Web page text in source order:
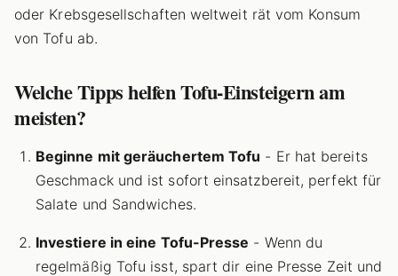
oder Krebsgesellschaften weltweit rät vom Konsum
von Tofu ab.
Welche Tipps helfen Tofu-Einsteigern am
meisten?
Beginne mit geräuchertem Tofu - Er hat bereits
Geschmack und ist sofort einsatzbereit, perfekt für
Salate und Sandwiches.
Investiere in eine Tofu-Presse - Wenn du
regelmäßig Tofu isst, spart dir eine Presse Zeit und